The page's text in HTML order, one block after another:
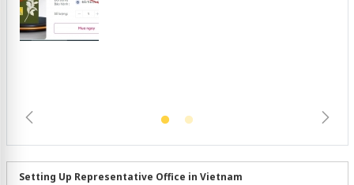
Setting Up Representative Office in Vietnam